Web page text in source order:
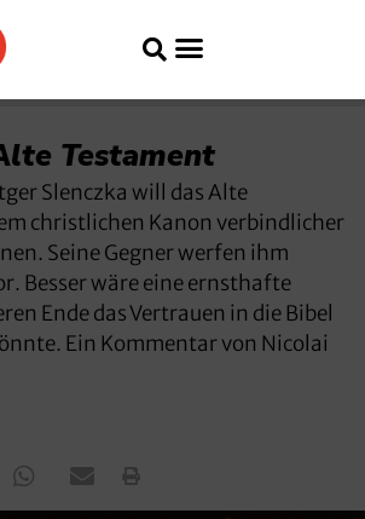
Testament
Slenczka will das Alte
christlichen Kanon verbindlicher
Seine Gegner werfen ihm
Besser wäre eine ernsthafte
Ende das Vertrauen in die Bibel
Ein Kommentar von Nicolai